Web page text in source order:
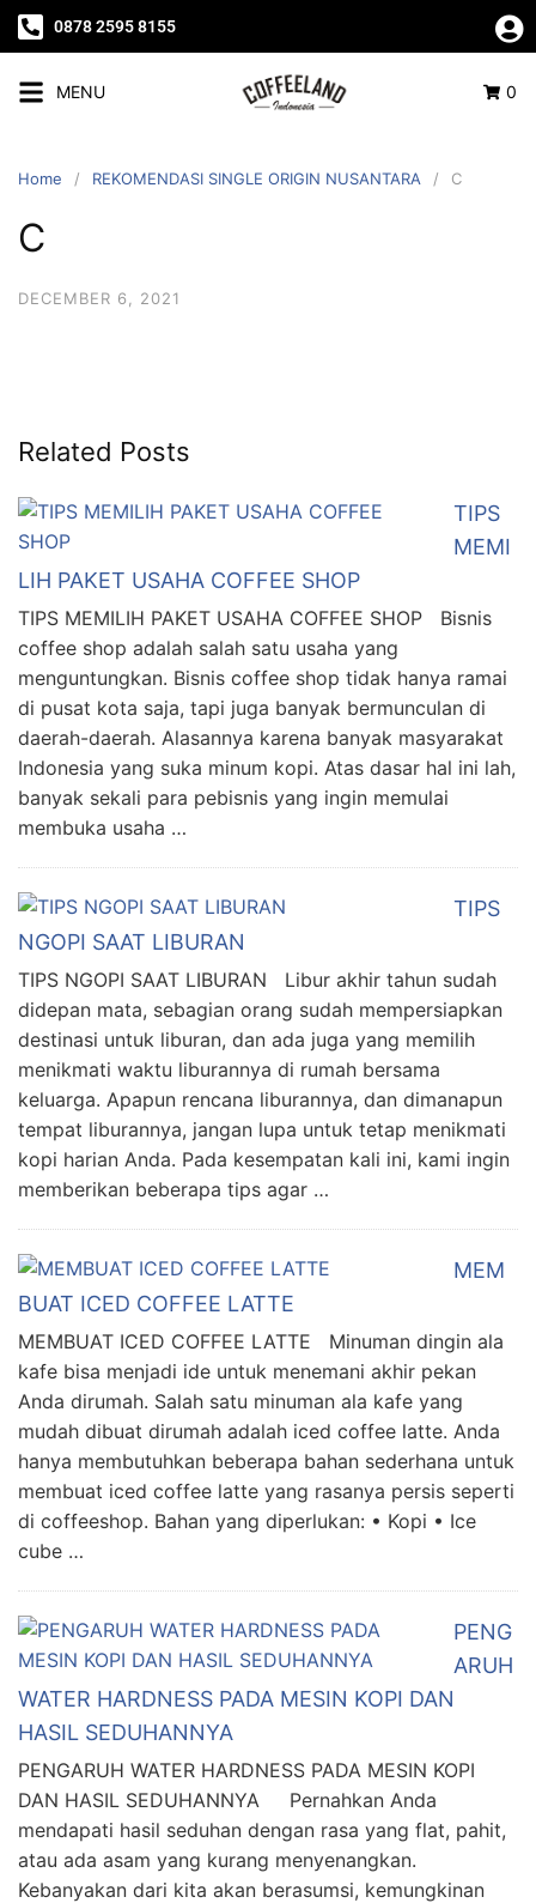
0878 2595 8155
MENU 0
Home REKOMENDASI SINGLE ORIGIN NUSANTARA C
C
DECEMBER 6, 2021
Related Posts
TIPS
MEMI
LIH PAKET USAHA COFFEE SHOP
TIPS MEMILIH PAKET USAHA COFFEE SHOP Bisnis
coffee shop adalah salah satu usaha yang
menguntungkan. Bisnis coffee shop tidak hanya ramai
di pusat kota saja, tapi juga banyak bermunculan di
daerah-daerah. Alasannya karena banyak masyarakat
Indonesia yang suka minum kopi. Atas dasar hal ini lah,
banyak sekali para pebisnis yang ingin memulai
membuka usaha …
TIPS
NGOPI SAAT LIBURAN
TIPS NGOPI SAAT LIBURAN Libur akhir tahun sudah
didepan mata, sebagian orang sudah mempersiapkan
destinasi untuk liburan, dan ada juga yang memilih
menikmati waktu liburannya di rumah bersama
keluarga. Apapun rencana liburannya, dan dimanapun
tempat liburannya, jangan lupa untuk tetap menikmati
kopi harian Anda. Pada kesempatan kali ini, kami ingin
memberikan beberapa tips agar …
MEM
BUAT ICED COFFEE LATTE
MEMBUAT ICED COFFEE LATTE Minuman dingin ala
kafe bisa menjadi ide untuk menemani akhir pekan
Anda dirumah. Salah satu minuman ala kafe yang
mudah dibuat dirumah adalah iced coffee latte. Anda
hanya membutuhkan beberapa bahan sederhana untuk
membuat iced coffee latte yang rasanya persis seperti
di coffeeshop. Bahan yang diperlukan: • Kopi • Ice
cube …
PENG
ARUH
WATER HARDNESS PADA MESIN KOPI DAN
HASIL SEDUHANNYA
PENGARUH WATER HARDNESS PADA MESIN KOPI
DAN HASIL SEDUHANNYA Pernahkan Anda
mendapati hasil seduhan dengan rasa yang flat, pahit,
atau ada asam yang kurang menyenangkan.
Kebanyakan dari kita akan berasumsi, kemungkinan